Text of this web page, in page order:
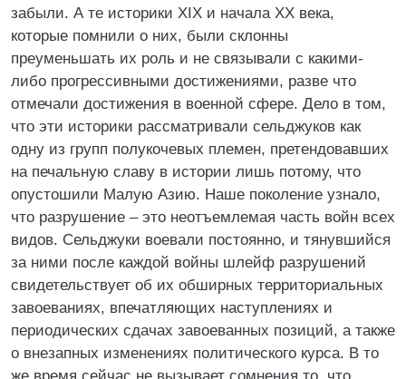
забыли. А те историки XIX и начала XX века,
которые помнили о них, были склонны
преуменьшать их роль и не связывали с какими-
либо прогрессивными достижениями, разве что
отмечали достижения в военной сфере. Дело в том,
что эти историки рассматривали сельджуков как
одну из групп полукочевых племен, претендовавших
на печальную славу в истории лишь потому, что
опустошили Малую Азию. Наше поколение узнало,
что разрушение – это неотъемлемая часть войн всех
видов. Сельджуки воевали постоянно, и тянувшийся
за ними после каждой войны шлейф разрушений
свидетельствует об их обширных территориальных
завоеваниях, впечатляющих наступлениях и
периодических сдачах завоеванных позиций, а также
о внезапных изменениях политического курса. В то